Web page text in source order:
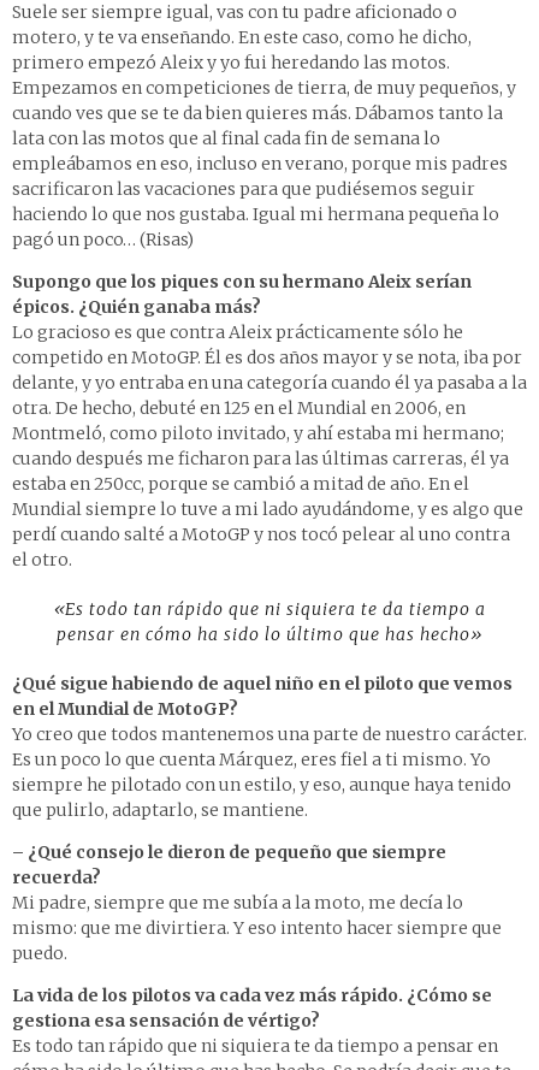
Suele ser siempre igual, vas con tu padre aficionado o
motero, y te va enseñando. En este caso, como he dicho,
primero empezó Aleix y yo fui heredando las motos.
Empezamos en competiciones de tierra, de muy pequeños, y
cuando ves que se te da bien quieres más. Dábamos tanto la
lata con las motos que al final cada fin de semana lo
empleábamos en eso, incluso en verano, porque mis padres
sacrificaron las vacaciones para que pudiésemos seguir
haciendo lo que nos gustaba. Igual mi hermana pequeña lo
pagó un poco… (Risas)
Supongo que los piques con su hermano Aleix serían
épicos. ¿Quién ganaba más?
Lo gracioso es que contra Aleix prácticamente sólo he
competido en MotoGP. Él es dos años mayor y se nota, iba por
delante, y yo entraba en una categoría cuando él ya pasaba a la
otra. De hecho, debuté en 125 en el Mundial en 2006, en
Montmeló, como piloto invitado, y ahí estaba mi hermano;
cuando después me ficharon para las últimas carreras, él ya
estaba en 250cc, porque se cambió a mitad de año. En el
Mundial siempre lo tuve a mi lado ayudándome, y es algo que
perdí cuando salté a MotoGP y nos tocó pelear al uno contra
el otro.
«Es todo tan rápido que ni siquiera te da tiempo a
pensar en cómo ha sido lo último que has hecho»
¿Qué sigue habiendo de aquel niño en el piloto que vemos
en el Mundial de MotoGP?
Yo creo que todos mantenemos una parte de nuestro carácter.
Es un poco lo que cuenta Márquez, eres fiel a ti mismo. Yo
siempre he pilotado con un estilo, y eso, aunque haya tenido
que pulirlo, adaptarlo, se mantiene.
– ¿Qué consejo le dieron de pequeño que siempre
recuerda?
Mi padre, siempre que me subía a la moto, me decía lo
mismo: que me divirtiera. Y eso intento hacer siempre que
puedo.
La vida de los pilotos va cada vez más rápido. ¿Cómo se
gestiona esa sensación de vértigo?
Es todo tan rápido que ni siquiera te da tiempo a pensar en